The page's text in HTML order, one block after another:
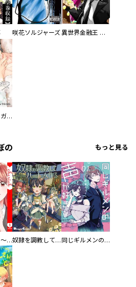
咲花ソルジャーズ 異世界金融王 ～クローネ・ゴルディオンの覇道～
巣づくりオメガバース
の もっと見る
葬儀屋タケコ～あなたの最期、叶えます【電子単行本版】 奴隷を調教してハーレム作る 同じギルメンの声が好き